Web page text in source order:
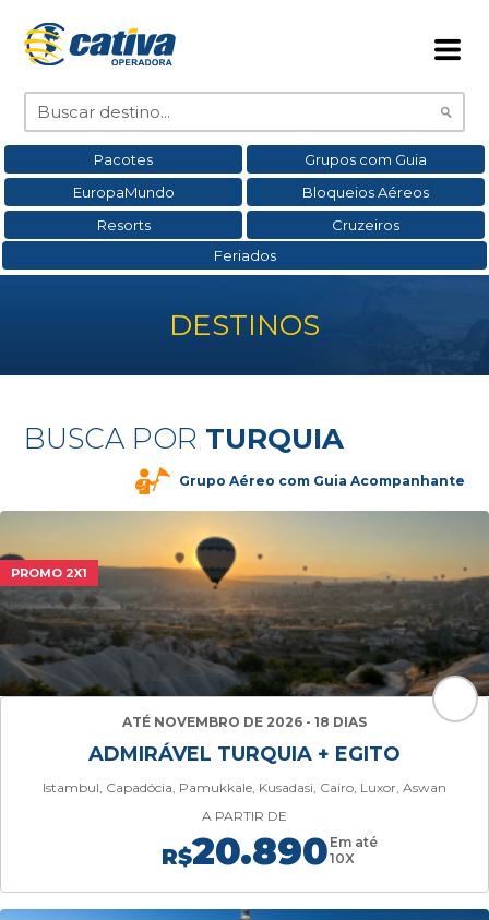
Pacotes
Grupos com Guia
EuropaMundo
Bloqueios Aéreos
Resorts
Cruzeiros
Feriados
DESTINOS
BUSCA POR TURQUIA
Grupo Aéreo com Guia Acompanhante
PROMO 2X1
ATÉ NOVEMBRO DE 2026 - 18 DIAS
ADMIRÁVEL TURQUIA + EGITO
Istambul, Capadócia, Pamukkale, Kusadasi, Cairo, Luxor, Aswan
A PARTIR DE
R$20.890 Em até
10X